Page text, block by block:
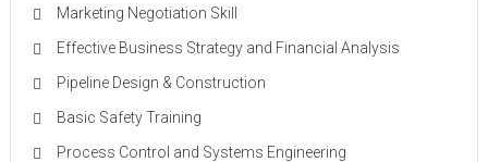
Marketing Negotiation Skill
Effective Business Strategy and Financial Analysis
Pipeline Design & Construction
Basic Safety Training
Process Control and Systems Engineering